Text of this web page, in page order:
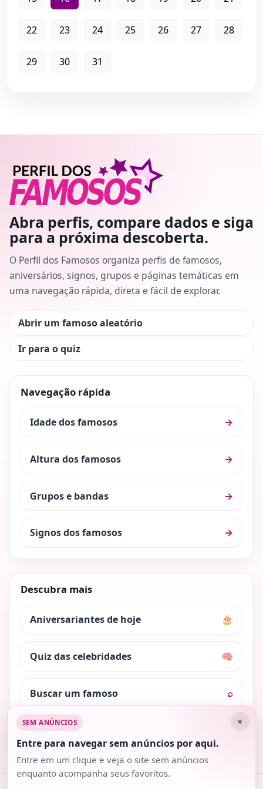
22 23 24 25 26 27 28
29 30 31
Abra perfis, compare dados e siga
para a próxima descoberta.
O Perfil dos Famosos organiza perfis de famosos,
aniversários, signos, grupos e páginas temáticas em
uma navegação rápida, direta e fácil de explorar.
Abrir um famoso aleatório
Ir para o quiz
Navegação rápida
Idade dos famosos →
Altura dos famosos →
Grupos e bandas →
Signos dos famosos →
Descubra mais
Aniversariantes de hoje 🎂
Quiz das celebridades 🧠
Buscar um famoso ⌕
Nosso conteúdo é protegido pela lei dos direitos
autorais. Ao utilizar trechos do site, cite a fonte.
×
SEM ANÚNCIOS
Entre para navegar sem anúncios por aqui.
Entre em um clique e veja o site sem anúncios
enquanto acompanha seus favoritos.